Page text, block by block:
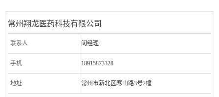
常州翔龙医药科技有限公司
联系人 闵经理
手机 18915873328
地址 常州市新北区寒山路3号2幢